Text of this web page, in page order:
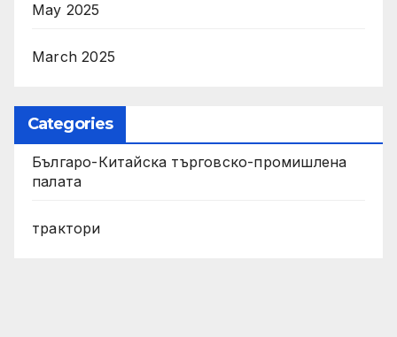
May 2025
March 2025
Categories
Българо-Китайска търговско-промишлена
палата
трактори